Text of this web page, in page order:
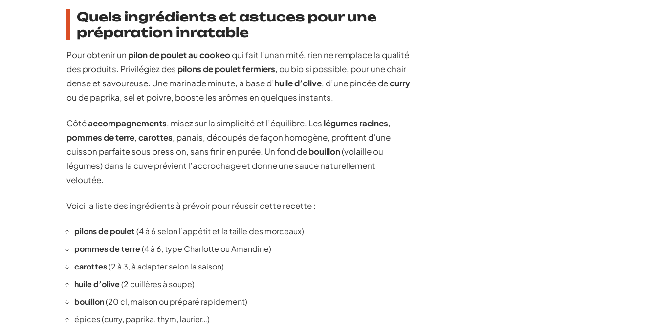
Quels ingrédients et astuces pour une
préparation inratable
Pour obtenir un pilon de poulet au cookeoqui fait l’unanimité, rien ne remplace la qualité
des produits. Privilégiez des pilons de poulet fermiers, ou bio si possible, pour une chair
dense et savoureuse. Une marinade minute, à base d’huile d’olive, d’une pincée decurry
ou de paprika, sel et poivre, booste les arômes en quelques instants.
Côtéaccompagnements, misez sur la simplicité et l’équilibre. Les légumes racines,
pommes de terre, carottes, panais, découpés de façon homogène, profitent d’une
cuisson parfaite sous pression, sans finir en purée. Un fond debouillon(volaille ou
légumes) dans la cuve prévient l’accrochage et donne une sauce naturellement
veloutée.
Voici la liste des ingrédients à prévoir pour réussir cette recette :
pilons de poulet(4 à 6 selon l’appétit et la taille des morceaux)
pommes de terre(4 à 6, type Charlotte ou Amandine)
carottes(2 à 3, à adapter selon la saison)
huile d’olive(2 cuillères à soupe)
bouillon(20 cl, maison ou préparé rapidement)
épices (curry, paprika, thym, laurier…)